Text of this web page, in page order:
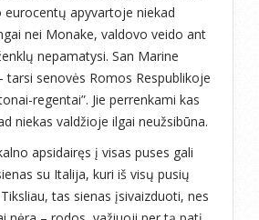
eurocentų apyvartoje niekad
nei Monake, valdovo veido ant
nepamatysi. San Marine
tarsi senovės Romos Respublikoje
regentai”. Jie perrenkami kas
niekas valdžioje ilgai neužsibūna.
apsidairęs į visas puses gali
su Italija, kuri iš visų pusių
tas sienas įsivaizduoti, nes